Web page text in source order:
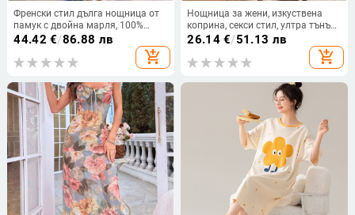
Френски стил дълга нощница от
памук с двойна марля, 100%
памук, без яка, ръкав 3/4, удобна
за лято и пролет, може да се носи
и навън
44.42 €/86.88 лв
add_shopping_cart
Нощница за жени, изкуствена
коприна, секси стил, ултра тънък
плат, 3/4 ръкави, средна дължина
26.14€/51.13 лв
add_shopping_cart